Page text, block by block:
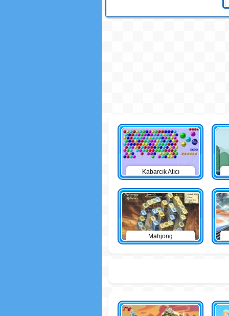
Kabarcık Atıcı
Mahjong